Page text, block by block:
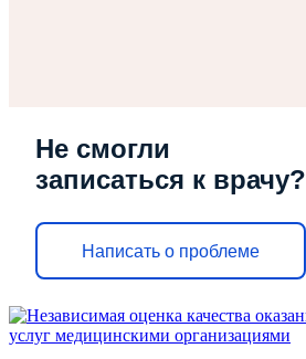
Не смогли
записаться к врачу?
Написать о проблеме